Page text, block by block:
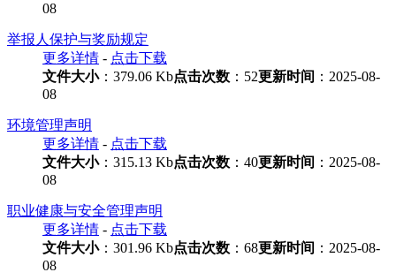
08
举报人保护与奖励规定
更多详情 - 点击下载
文件大小：379.06 Kb点击次数 ：52更新时间 ：2025-08-
08
环境管理声明
更多详情 - 点击下载
文件大小：315.13 Kb点击次数 ：40更新时间 ：2025-08-
08
职业健康与安全管理声明
更多详情 - 点击下载
文件大小：301.96 Kb点击次数 ：68更新时间 ：2025-08-
08